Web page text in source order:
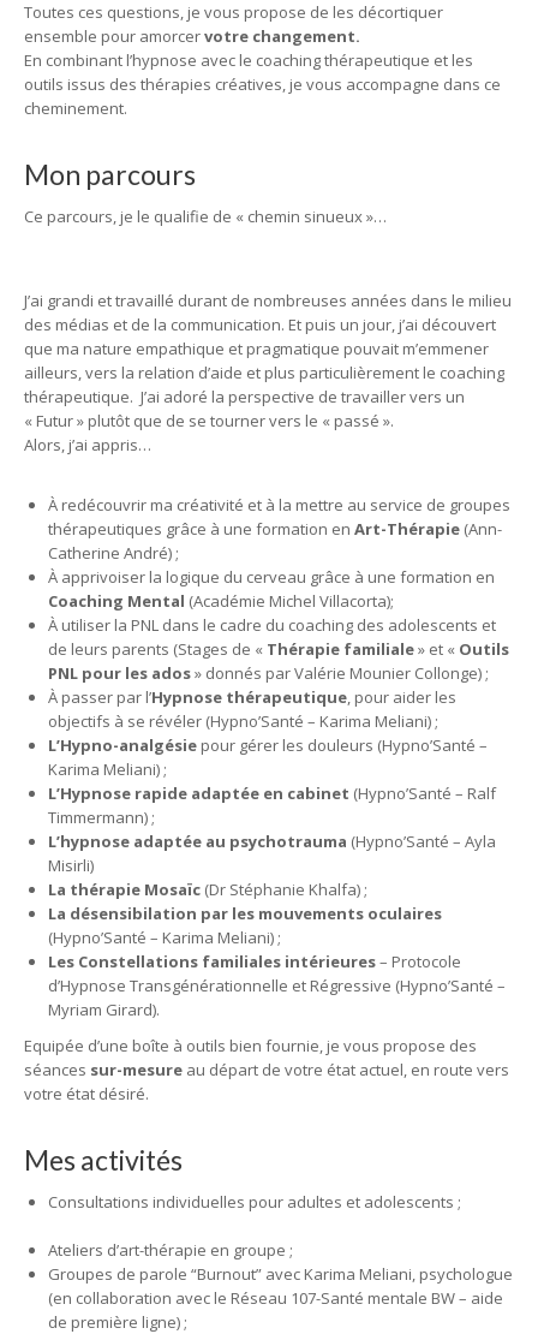
Toutes ces questions, je vous propose de les décortiquer
ensemble pour amorcervotre changement.
En combinant l’hypnose avec le coaching thérapeutique et les
outils issus des thérapies créatives, je vous accompagne dans ce
cheminement.
Mon parcours
Ce parcours, je le qualifie de « chemin sinueux »…
J’ai grandi et travaillé durant de nombreuses années dans le milieu
des médias et de la communication. Et puis un jour, j’ai découvert
que ma nature empathique et pragmatique pouvait m’emmener
ailleurs, vers la relation d’aide et plus particulièrement le coaching
thérapeutique. J’ai adoré la perspective de travailler vers un
« Futur » plutôt que de se tourner vers le « passé ».
​Alors, j’ai appris…
À redécouvrir ma créativité et à la mettre au service de groupes
thérapeutiques grâce à une formation en Art-Thérapie (Ann-
Catherine André) ;
À apprivoiser la logique du cerveau grâce à une formation en
Coaching Mental (Académie Michel Villacorta);
À utiliser la PNL dans le cadre du coaching des adolescents et
de leurs parents (Stages de « Thérapie familiale» et « Outils
PNL pour les ados» donnés par Valérie Mounier Collonge) ;
À passer par l’Hypnose thérapeutique, pour aider les
objectifs à se révéler (Hypno’Santé – Karima Meliani) ;
L’Hypno-analgésie pour gérer les douleurs (Hypno’Santé –
Karima Meliani) ;
L’Hypnose rapide adaptée en cabinet (Hypno’Santé – Ralf
Timmermann) ;
L’hypnose adaptée au psychotrauma (Hypno’Santé – Ayla
Misirli)
La thérapie Mosaïc (Dr Stéphanie Khalfa) ;
La désensibilation par les mouvements oculaires
(Hypno’Santé – Karima Meliani) ;
Les Constellations familiales intérieures– Protocole
d’Hypnose Transgénérationnelle et Régressive (Hypno’Santé –
Myriam Girard).
Equipée d’une boîte à outils bien fournie, je vous propose des
séances sur-mesure au départ de votre état actuel, en route vers
votre état désiré.
Mes activités
Consultations individuelles pour adultes et adolescents ;
Ateliers d’art-thérapie en groupe ;
Groupes de parole “Burnout” avec Karima Meliani, psychologue
(en collaboration avec le Réseau 107-Santé mentale BW – aide
de première ligne) ;